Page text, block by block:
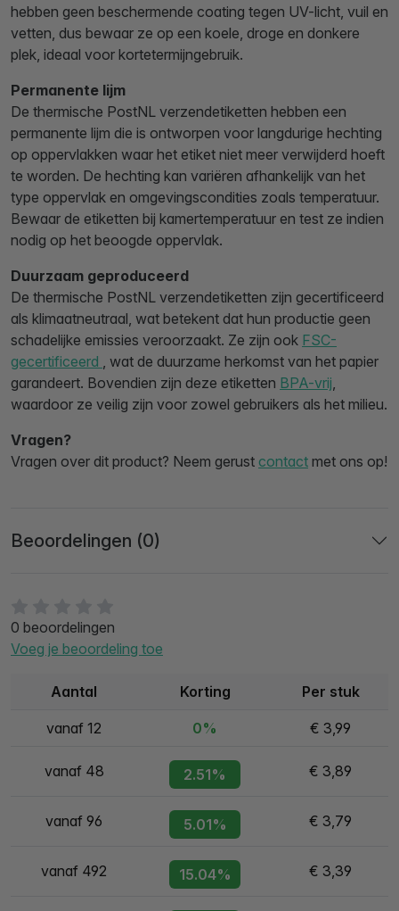
0 beoordelingen
Voeg je beoordeling toe
Aantal Korting Per stuk
vanaf 12 0% € 3,99
vanaf 48 2.51% € 3,89
vanaf 96 5.01% € 3,79
vanaf 492 15.04% € 3,39
hebben geen beschermende coating tegen UV-licht, vuil en
vetten, dus bewaar ze op een koele, droge en donkere
plek, ideaal voor kortetermijngebruik.
Permanente lijm
De thermische PostNL verzendetiketten hebben een
permanente lijm die is ontworpen voor langdurige hechting
op oppervlakken waar het etiket niet meer verwijderd hoeft
te worden. De hechting kan variëren afhankelijk van het
type oppervlak en omgevingscondities zoals temperatuur.
Bewaar de etiketten bij kamertemperatuur en test ze indien
nodig op het beoogde oppervlak.
Duurzaam geproduceerd
De thermische PostNL verzendetiketten zijn gecertificeerd
als klimaatneutraal, wat betekent dat hun productie geen
schadelijke emissies veroorzaakt. Ze zijn ook FSC-
gecertificeerd
, wat de duurzame herkomst van het papier
garandeert. Bovendien zijn deze etiketten BPA-vrij
waardoor ze veilig zijn voor zowel gebruikers als het milieu.
Vragen?
Vragen over dit product? Neem gerust contact met ons op!
Beoordelingen (0)